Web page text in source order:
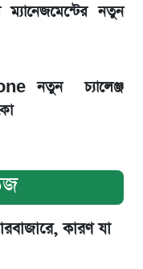
পোস্ট ঘিরে
বন্ধ হলো শেয়ার
নতুন
নতুন চ্যালেঞ্জ
কারণ যা